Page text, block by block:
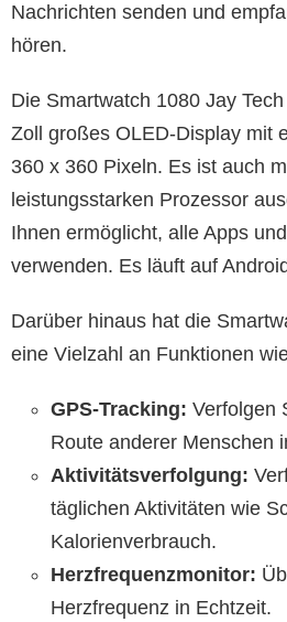
Nachrichten senden und
hören.
Die Smartwatch 1080 Jay
Zoll großes OLED-Display mit
360 x 360 Pixeln. Es ist auch
leistungsstarken Prozessor
Ihnen ermöglicht, alle Apps
verwenden. Es läuft auf
Darüber hinaus hat die
eine Vielzahl an Funktionen
GPS-Tracking: Verfolgen
Route anderer Menschen
Aktivitätsverfolgung:
täglichen Aktivitäten wie
Kalorienverbrauch.
Herzfrequenzmonitor:
Herzfrequenz in Echtzeit.